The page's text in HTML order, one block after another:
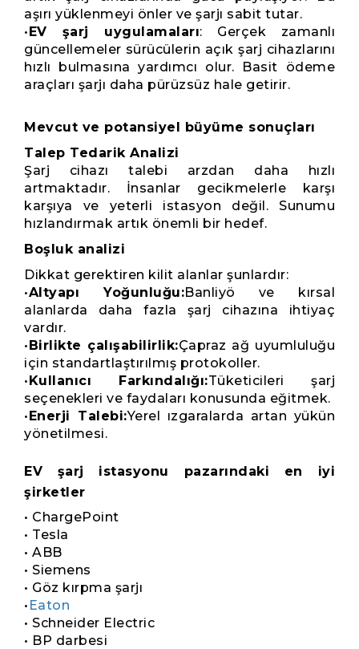
aşırı yüklenmeyi önler ve şarjı sabit tutar.
•EV şarj uygulamaları: Gerçek zamanlı
güncellemeler sürücülerin açık şarj cihazlarını
hızlı bulmasına yardımcı olur. Basit ödeme
araçları şarjı daha pürüzsüz hale getirir.
Mevcut ve potansiyel büyüme sonuçları
Talep Tedarik Analizi
Şarj cihazı talebi arzdan daha hızlı
artmaktadır. İnsanlar gecikmelerle karşı
karşıya ve yeterli istasyon değil. Sunumu
hızlandırmak artık önemli bir hedef.
Boşluk analizi
Dikkat gerektiren kilit alanlar şunlardır:
•Altyapı Yoğunluğu:Banliyö ve kırsal
alanlarda daha fazla şarj cihazına ihtiyaç
vardır.
•Birlikte çalışabilirlik:Çapraz ağ uyumluluğu
için standartlaştırılmış protokoller.
•Kullanıcı Farkındalığı:Tüketicileri şarj
seçenekleri ve faydaları konusunda eğitmek.
•Enerji Talebi:Yerel ızgaralarda artan yükün
yönetilmesi.
EV şarj istasyonu pazarındaki en iyi
şirketler
• ChargePoint
• Tesla
• ABB
• Siemens
• Göz kırpma şarjı
• Eaton
• Schneider Electric
• BP darbesi